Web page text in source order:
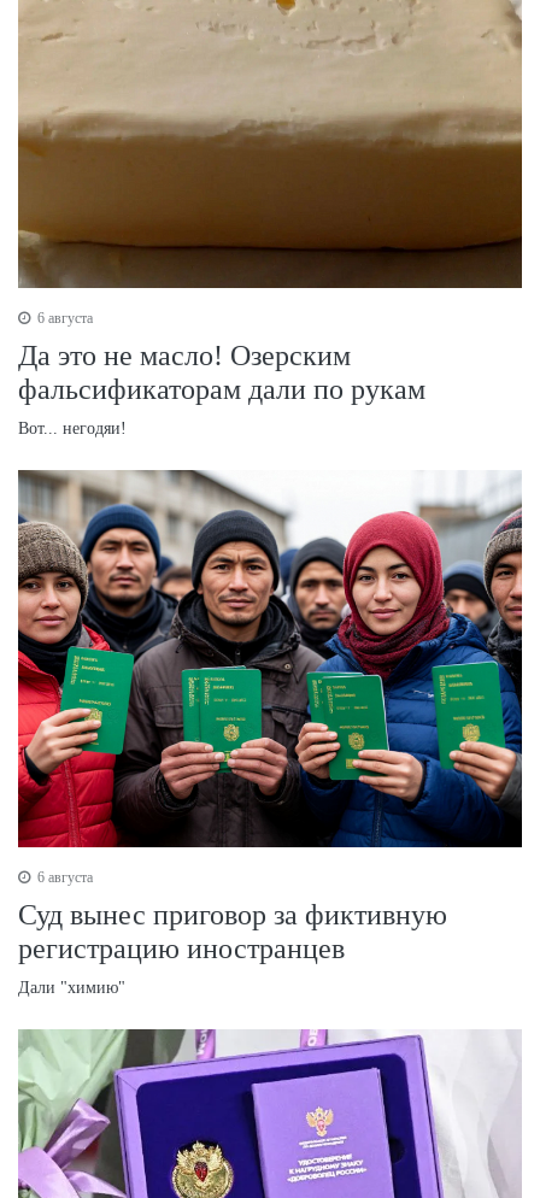
6 августа
Да это не масло! Озерским
фальсификаторам дали по рукам
Вот... негодяи!
6 августа
Суд вынес приговор за фиктивную
регистрацию иностранцев
Дали "химию"